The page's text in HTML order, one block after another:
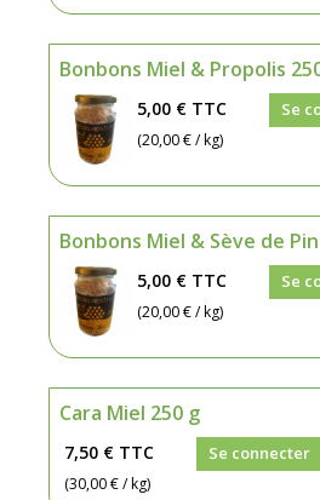
Bonbons Miel & Propolis
5,00 € TTC
(20,00 € / kg)
Se
Bonbons Miel & Sève de
5,00 € TTC
(20,00 € / kg)
Se
Cara Miel 250 g
7,50 € TTC
(30,00 € / kg)
Se connecter